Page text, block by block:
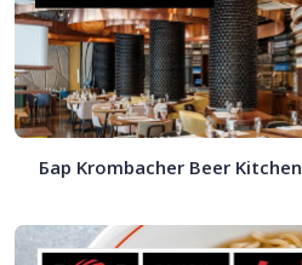
Бар Krombacher Beer Kitchen